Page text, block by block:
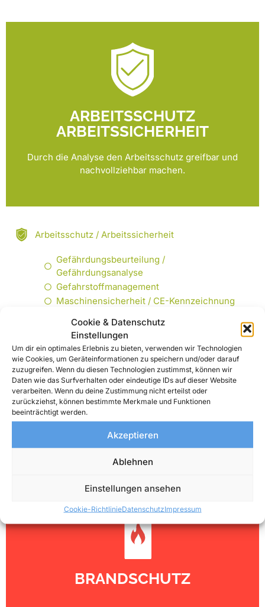
Cookie & Datenschutz
Einstellungen
Um dir ein optimales Erlebnis zu bieten, verwenden wir Technologien
wie Cookies, um Geräteinformationen zu speichern und/oder darauf
zuzugreifen. Wenn du diesen Technologien zustimmst, können wir
Daten wie das Surfverhalten oder eindeutige IDs auf dieser Website
verarbeiten. Wenn du deine Zustimmung nicht erteilst oder
zurückziehst, können bestimmte Merkmale und Funktionen
beeinträchtigt werden.
Akzeptieren
Ablehnen
Einstellungen ansehen
Cookie-RichtlinieDatenschutzImpressum
ARBEITSSCHUTZ
ARBEITSSICHERHEIT
Durch die Analyse den Arbeitsschutz greifbar und
nachvollziehbar machen.
Arbeitsschutz / Arbeitssicherheit
Gefährdungsbeurteilung /
Gefährdungsanalyse
Gefahrstoffmanagement
Maschinensicherheit / CE-Kennzeichnung
Managementsysteme Arbeitsschutz
Betriebsmedizin / Arbeitsmedizin
Betriebsmedizin / Arbeitsmedizin
Arbeitsmedizinische
Vorsorgeuntersuchungen
Baustellensicherheit
Messungen und Prüfungen
BRANDSCHUTZ